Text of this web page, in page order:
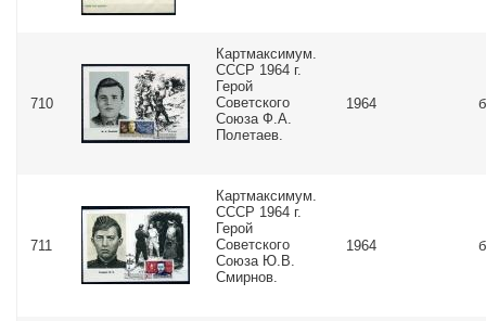
710
Картмаксимум.
СССР 1964 г.
Герой
Советского
Союза Ф.А.
Полетаев.
1964
711
Картмаксимум.
СССР 1964 г.
Герой
Советского
Союза Ю.В.
Смирнов.
1964